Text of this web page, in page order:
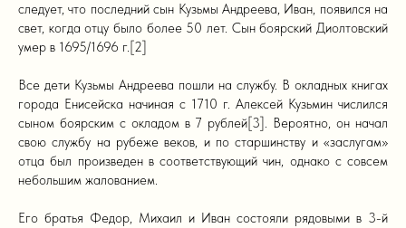
следует, что последний сын Кузьмы Андреева, Иван, появился на
свет, когда отцу было более 50 лет. Сын боярский Диолтовский
умер в 1695/1696 г.[2]
Все дети Кузьмы Андреева пошли на службу. В окладных книгах
города Енисейска начиная с 1710 г. Алексей Кузьмин числился
сыном боярским с окладом в 7 рублей[3]. Вероятно, он начал
свою службу на рубеже веков, и по старшинству и «заслугам»
отца был произведен в соответствующий чин, однако с совсем
небольшим жалованием.
Его братья Федор, Михаил и Иван состояли рядовыми в 3-й